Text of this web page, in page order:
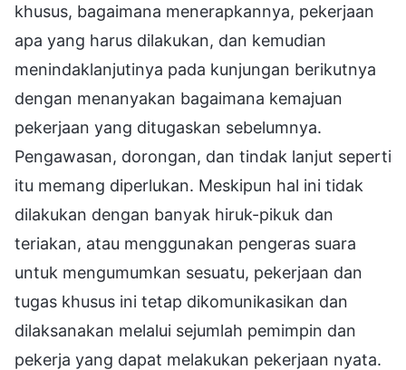
khusus, bagaimana menerapkannya, pekerjaan
apa yang harus dilakukan, dan kemudian
menindaklanjutinya pada kunjungan berikutnya
dengan menanyakan bagaimana kemajuan
pekerjaan yang ditugaskan sebelumnya.
Pengawasan, dorongan, dan tindak lanjut seperti
itu memang diperlukan. Meskipun hal ini tidak
dilakukan dengan banyak hiruk-pikuk dan
teriakan, atau menggunakan pengeras suara
untuk mengumumkan sesuatu, pekerjaan dan
tugas khusus ini tetap dikomunikasikan dan
dilaksanakan melalui sejumlah pemimpin dan
pekerja yang dapat melakukan pekerjaan nyata.